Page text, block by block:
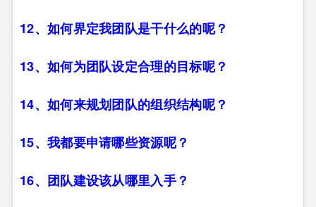
12、如何界定我团队是干什么的呢？
13、如何为团队设定合理的目标呢？
14、如何来规划团队的组织结构呢？
15、我都要申请哪些资源呢？
16、团队建设该从哪里入手？